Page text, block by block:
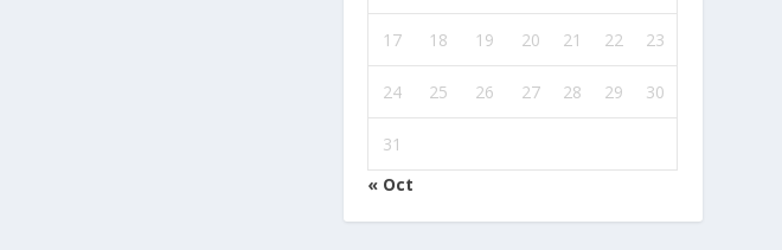
17 18 19 20 21 22 23
24 25 26 27 28 29 30
31
« Oct